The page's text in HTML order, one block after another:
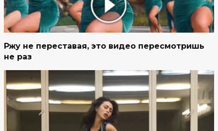
Ржу не переставая, это видео пересмотришь
не раз